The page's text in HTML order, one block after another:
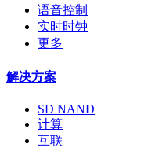
语音控制
实时时钟
更多
解决方案
SD NAND
计算
互联